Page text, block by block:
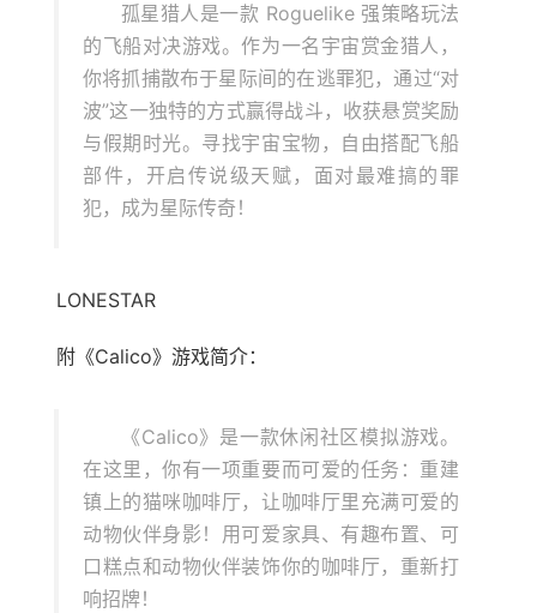
孤星猎人是一款 Roguelike 强策略玩法
的飞船对决游戏。作为一名宇宙赏金猎人，
你将抓捕散布于星际间的在逃罪犯，通过“对
波”这一独特的方式赢得战斗，收获悬赏奖励
与假期时光。寻找宇宙宝物，自由搭配飞船
部件，开启传说级天赋，面对最难搞的罪
犯，成为星际传奇！
LONESTAR
附《Calico》游戏简介：
《Calico》是一款休闲社区模拟游戏。
在这里，你有一项重要而可爱的任务：重建
镇上的猫咪咖啡厅，让咖啡厅里充满可爱的
动物伙伴身影！用可爱家具、有趣布置、可
口糕点和动物伙伴装饰你的咖啡厅，重新打
响招牌！